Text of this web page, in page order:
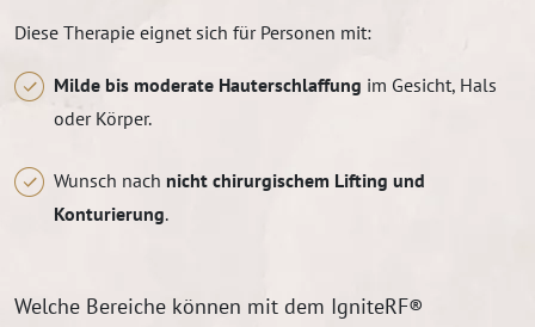
Diese Therapie eignet sich für Personen mit:
Milde bis moderate Hauterschlaffung im Gesicht, Hals
oder Körper.
Wunsch nach nicht chirurgischem Lifting und
Konturierung.
Welche Bereiche können mit dem IgniteRF®